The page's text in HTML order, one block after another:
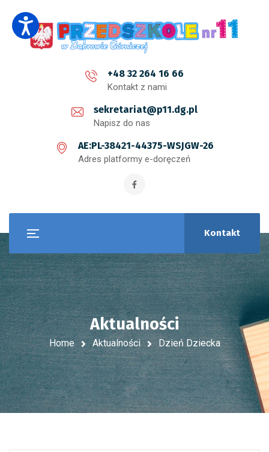
+48 32 264 16 66
Kontakt z nami
sekretariat@p11.dg.pl
Napisz do nas
AE:PL-38421-44375-WSJGW-26
Adres platformy e-doręczeń
Kontakt
Aktualności
Home Aktualności Dzień Dziecka